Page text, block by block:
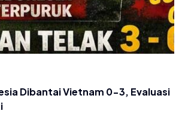
Dibantai Vietnam 0-3, Evaluasi